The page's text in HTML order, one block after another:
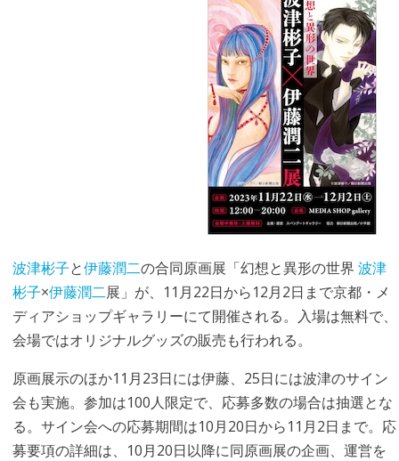
波津彬子と伊藤潤二の合同原画展「幻想と異形の世界 波津
彬子×伊藤潤二展」が、11月22日から12月2日まで京都・メ
ディアショップギャラリーにて開催される。入場は無料で、
会場ではオリジナルグッズの販売も行われる。
原画展示のほか11月23日には伊藤、25日には波津のサイン
会も実施。参加は100人限定で、応募多数の場合は抽選とな
る。サイン会への応募期間は10月20日から11月2日まで。応
募要項の詳細は、10月20日以降に同原画展の企画、運営を